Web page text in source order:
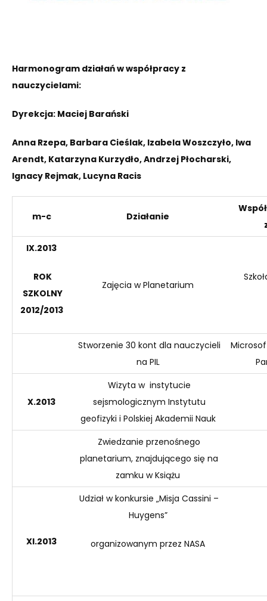
Harmonogram działańw współpracy z
nauczycielami:
Dyrekcja: Maciej Barański
Anna Rzepa, Barbara Cieślak, IzabelaWoszczyło, Iwa
Arendt, Katarzyna Kurzydło, Andrzej Płocharski,
Ignacy Rejmak, Lucyna Racis
m-c Działanie
W
IX.2013
ROK
SZKOLNY
2012/2013
Zajęcia w Planetarium
Stworzenie 30 kont dla nauczycieli
na PIL
X.2013
Wizyta w instytucie
sejsmologicznym Instytutu
geofizyki i Polskiej Akademii Nauk
Zwiedzanie przenośnego
planetarium, znajdującego się na
zamku w Książu
XI.2013
Udział w konkursie „Misja Cassini –
Huygens”
organizowanym przez NASA